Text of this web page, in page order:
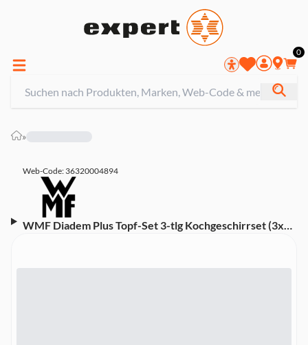
0
»
Web-Code: 36320004894
WMF Diadem Plus Topf-Set 3-tlg Kochgeschirrset (3x